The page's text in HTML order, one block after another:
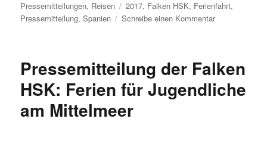
am
Pressemitteilungen, Reisen Schlagwörter
2017, Falken HSK, Ferienfahrt,
Pressemitteilung,Spanien Schreibe einen Kommentarzu
2017
Jugendliche
Pressemitteilung der Falken
HSK: Ferien für Jugendliche
am Mittelmeer